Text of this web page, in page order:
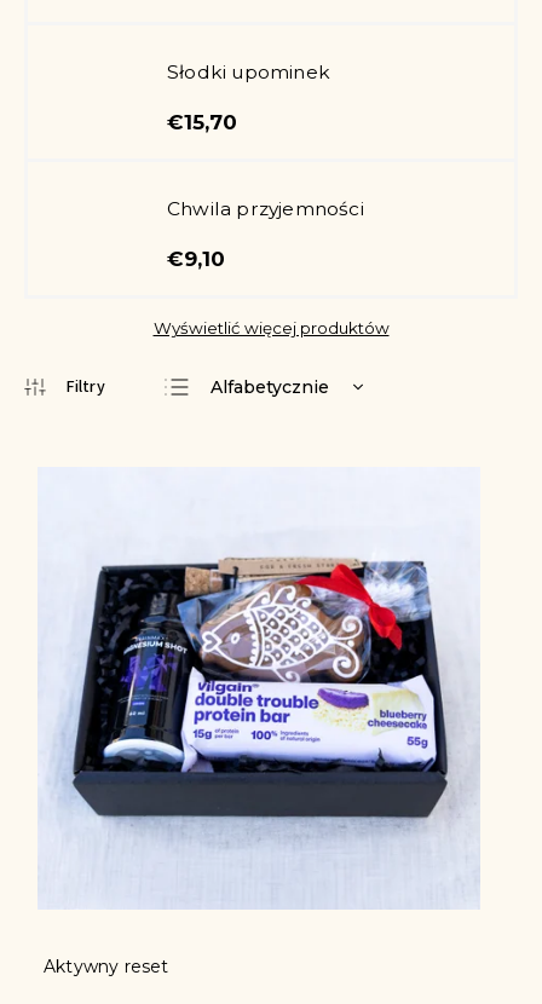
Słodki upominek
€15,70
Chwila przyjemności
€9,10
Wyświetlić więcej produktów
Alfabetycznie
Aktywny reset